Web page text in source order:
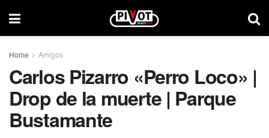
Home Amigos
Carlos Pizarro «Perro Loco» |
Drop de la muerte | Parque
Bustamante